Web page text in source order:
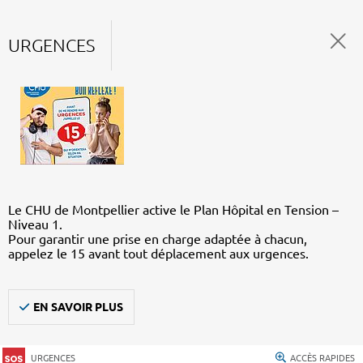
URGENCES
Le CHU de Montpellier active le Plan Hôpital en Tension –
Niveau 1.
Pour garantir une prise en charge adaptée à chacun,
appelez le 15 avant tout déplacement aux urgences.
EN SAVOIR PLUS
URGENCES ACCÈS RAPIDES